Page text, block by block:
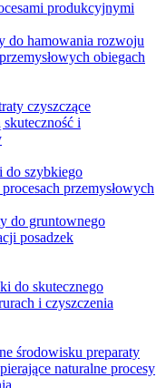
produkcyjnymi
do hamowania rozwoju
obiegach
czyszczące
i
do szybkiego
przemysłowych
do gruntownego
posadzek
do skutecznego
i czyszczenia
środowisku preparaty
naturalne procesy